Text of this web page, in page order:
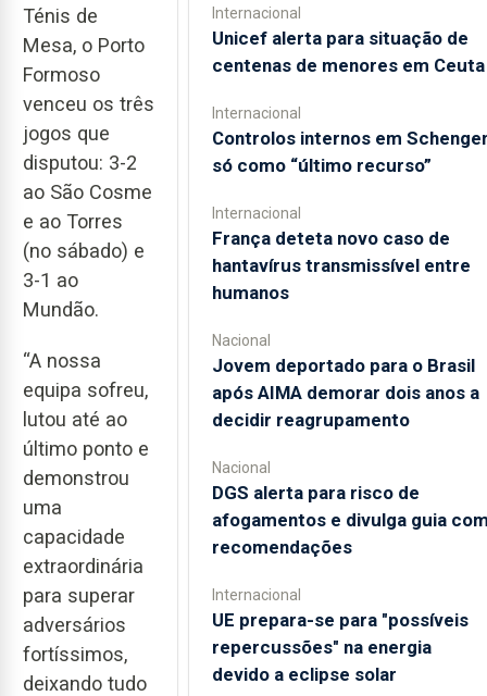
Ténis de
Mesa, o Porto
Formoso
venceu os três
jogos que
disputou: 3-2
ao São Cosme
e ao Torres
(no sábado) e
3-1 ao
Mundão.
“A nossa
equipa sofreu,
lutou até ao
último ponto e
demonstrou
uma
capacidade
extraordinária
para superar
adversários
fortíssimos,
deixando tudo
Internacional
Unicef alerta para situação de
centenas de menores em Ceuta
Internacional
Controlos internos em
só como “último recurso”
Internacional
França deteta novo caso de
hantavírus transmissível entre
humanos
Nacional
Jovem deportado para o Brasil
após AIMA demorar dois anos a
decidir reagrupamento
Nacional
DGS alerta para risco de
afogamentos e divulga guia
recomendações
Internacional
UE prepara-se para "possíveis
repercussões" na energia
devido a eclipse solar